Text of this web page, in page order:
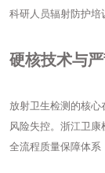
科研人员辐射防护培
硬核技术与
放射卫生检测的核心
风险失控。浙江卫康
全流程质量保障体系